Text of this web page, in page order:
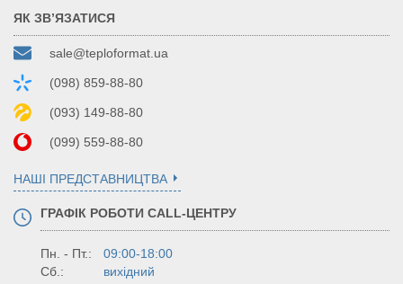
ЯК ЗВ’ЯЗАТИСЯ
sale@teploformat.ua
(098) 859-88-80
(093) 149-88-80
(099) 559-88-80
НАШІ ПРЕДСТАВНИЦТВА
ГРАФІК РОБОТИ CALL-ЦЕНТРУ
Пн. - Пт.:
09:00-18:00
Сб.:
вихідний